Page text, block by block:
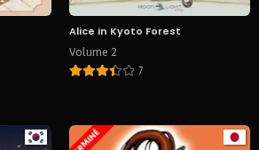
Alice in Kyoto Forest
Volume 2
7